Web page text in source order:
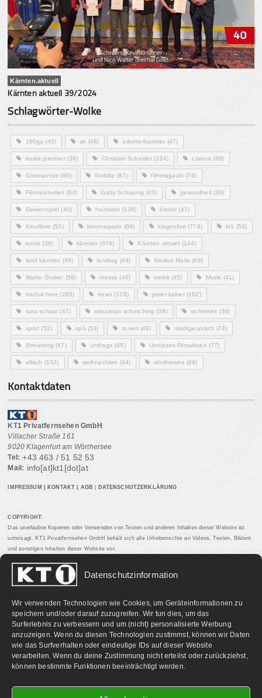
Datenschutzinformation
Wir verwenden Technologien wie Cookies, um Geräteinformationen zu
speichern und/oder darauf zuzugreifen. Wir tun dies, um das
Surferlebnis zu verbessern und um (nicht) personalisierte Werbung
anzuzeigen. Wenn du diesen Technologien zustimmst, können wir Daten
wie das Surfverhalten oder eindeutige IDs auf dieser Website
verarbeiten. Wenn du deine Zustimmung nicht erteilst oder zurückziehst,
können bestimmte Funktionen beeinträchtigt werden.
Kärnten.aktuell
Kärnten aktuell 39/2024
Schlagwörter-Wolke
180ga (45) ak (48) arbeiterkammer (47)
beate prettner(38) Christian Scheider (124) corona (69)
Coronavirus (90) filmblitz (87) filmmagazin (76)
Filmneuheiten (64) Gaby Schaunig (43) gesundheit(36)
Gewinnspiel (40) heimkino (138) kinder (47)
Kinofilme (50) kinomagazin (69) klagenfurt(776) kt1 (53)
kunst (38) kärnten (676) Kärnten aktuell (144)
land kärnten (46) landtag (49) Markus Malle (68)
Martin Gruber (58) messe (40) mmkk(45) Musik (41)
nachrichten (280) news(126) peter kaiser(162)
sara schaar (47) sebastian schuschnig (38) sicherheit (36)
sport (52) spö (53) st.veit(49) stadtgespräch (74)
Streaming (47) umfrage (45) Unnützes Filmwissen (77)
villach (132) weihnachten (44) wörthersee (44)
Kontaktdaten
KT1 Privatfernsehen GmbH
Villacher Straße 161
9020 Klagenfurt am Wörthersee
Tel: +43 463 / 51 52 53
Mail: info[at]kt1[dot]at
IMPRESSUM KONTAKT AGB DATENSCHUTZERKLÄRUNG
COPYRIGHT:
Das unerlaubte Kopieren oder Verwenden von Texten und anderen Inhalten dieser Website ist
untersagt. KT1 Privatfernsehen GmbH behält sich alle Urheberrechte an Videos, Texten, Bildern
und sonstigen Inhalten dieser Website vor.
PARTNERLINKS: